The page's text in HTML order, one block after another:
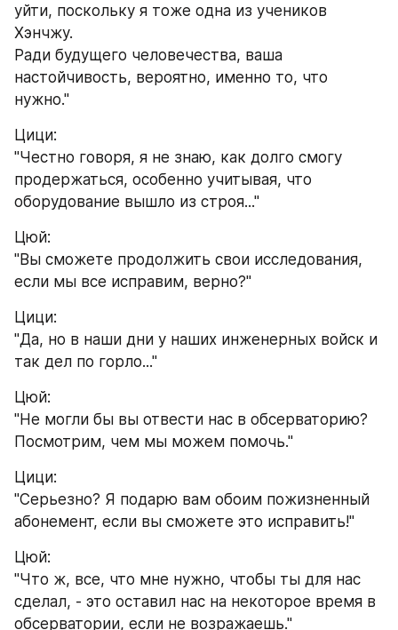
уйти, поскольку я тоже одна из учеников
Хэнчжу.
Ради будущего человечества, ваша
настойчивость, вероятно, именно то, что
нужно."
Цици:
"Честно говоря, я не знаю, как долго смогу
продержаться, особенно учитывая, что
оборудование вышло из строя..."
Цюй:
"Вы сможете продолжить свои исследования,
если мы все исправим, верно?"
Цици:
"Да, но в наши дни у наших инженерных войск и
так дел по горло..."
Цюй:
"Не могли бы вы отвести нас в обсерваторию?
Посмотрим, чем мы можем помочь."
Цици:
"Серьезно? Я подарю вам обоим пожизненный
абонемент, если вы сможете это исправить!"
Цюй:
"Что ж, все, что мне нужно, чтобы ты для нас
сделал, - это оставил нас на некоторое время в
обсерватории, если не возражаешь."